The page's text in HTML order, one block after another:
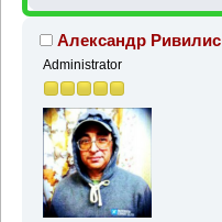
Александр Ривилис
Administrator